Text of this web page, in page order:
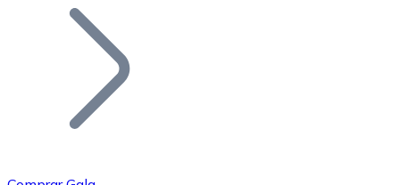
Añade tu proyecto a nuestro ecosistema.